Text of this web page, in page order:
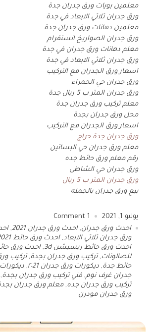
معلمين بويات ورق جدران جدة
ورق جدران ثلاثي الابعاد في جدة
معلمين دهانات ورق جدران جدة
ورق جدران الصواريخ انستقرام
معلم دهانات ورق جدران في جدة
ورق جدران ثلاثي الابعاد في جدة
اسعار ورق الجدران مع التركيب
ورق جدران حي الحمراء
ورق جدران المتر ب 5 ريال جدة
معلم تركيب ورق جدران جدة
محل ورق جدران بجدة
اسعار ورق الجدران مع التركيب
ورق جدران جدة حراج
معلم ورق جدران حي البساتين
رقم معلم ورق حائط جده
ورق جدران حي الشاطى
ورق جدران المتر ب 5 ريال
بيع ورق جدران بالجمله
يوليو 1, 2021 1
احدث ورق جدران,احدث ورق جدران 2021 ,
ورق جدران ثلاثي الابعاد,احدث ورق حائط 3d 2021
احدث ورق حائط ريسبشن 3d
,احدث ورق
للصالونات ,تركيب ورق جدران بجدة,تركيب
حائط جدة, ديكورات ورق جدران ٢٠21 ,
جدران غرف نوم, فني تركيب ورق جدران بجدة,
تركيب ورق جدران جده,معلم ورق جدران
ورق جدران مودرن